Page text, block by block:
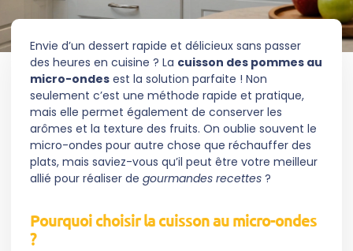
Envie d’un dessert rapide et délicieux sans passer
des heures en cuisine ? La cuisson des pommes au
micro-ondes est la solution parfaite ! Non
seulement c’est une méthode rapide et pratique,
mais elle permet également de conserver les
arômes et la texture des fruits. On oublie souvent le
micro-ondes pour autre chose que réchauffer des
plats, mais saviez-vous qu’il peut être votre meilleur
allié pour réaliser de gourmandes recettes ?
Pourquoi choisir la cuisson au micro-ondes
?